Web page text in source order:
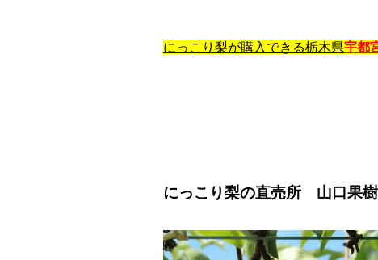
にっこり梨が購入できる栃木県宇都
にっこり梨の直売所 山口果樹